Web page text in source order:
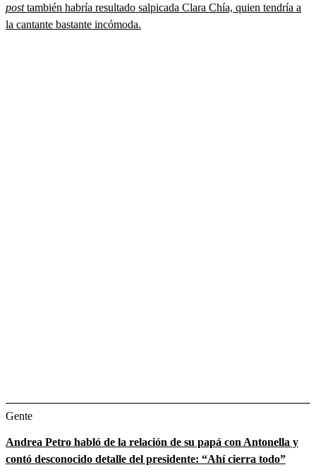
posttambién habría resultado salpicada Clara Chía, quien tendría a
la cantante bastante incómoda.
Gente
Andrea Petro habló de la relación de su papá con Antonella y
contó desconocido detalle del presidente: “Ahí cierra todo”